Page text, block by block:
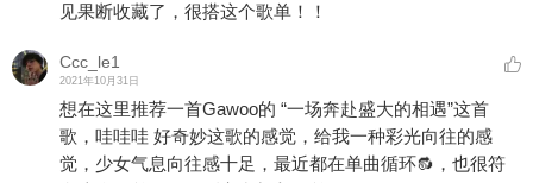
见果断收藏了，很搭这个歌单！！
Ccc_le1
2021年10月31日
想在这里推荐一首Gawoo的 “一场奔赴盛大的相遇”这首
歌，哇哇哇 好奇妙这歌的感觉，给我一种彩光向往的感
觉，少女气息向往感十足，最近都在单曲循环🔂，也很符